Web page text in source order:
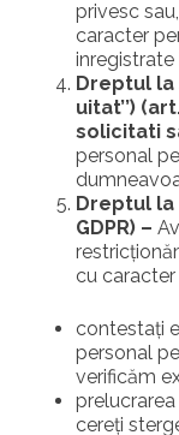
privesc
caracter
inregistrate
Dreptul
uitat’’)
solicitati
personal
Dreptul
GDPR) –
cu
contestaţi
personal
verificăm
cereţi